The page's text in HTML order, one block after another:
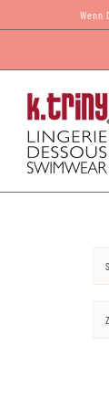
Inhalt
Wenn